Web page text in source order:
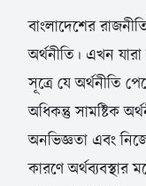
বাংলাদেশের
অর্থনীতি। এখন যারা
সূত্রে যে অর্থনীতি
অধিকন্তু সামষ্টিক
অনভিজ্ঞতা এবং
কারণে অর্থব্যবস্থার